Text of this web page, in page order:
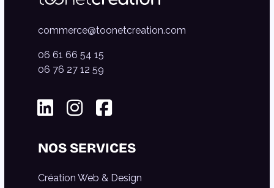
commerce@toonetcreation.com
06 61 66 54 15
06 76 27 12 59
NOS SERVICES
Création Web & Design